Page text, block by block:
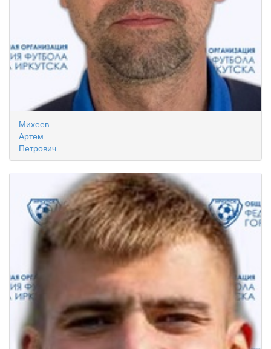
Михеев
Артем
Петрович